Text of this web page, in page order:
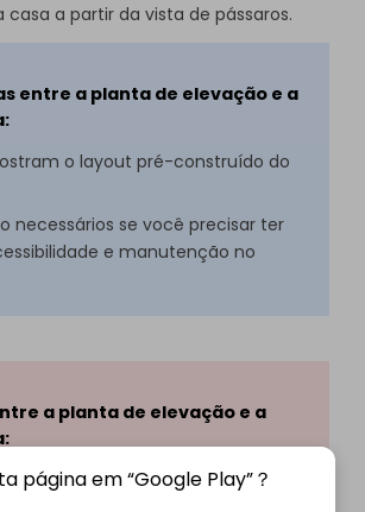
a partir da vista de pássaros.
entre a planta de elevação e a
o layout pré-construído do
necessários se você precisar ter
e manutenção no
a planta de elevação e a
uma planta baixa oferece um
página em “Google Play”？